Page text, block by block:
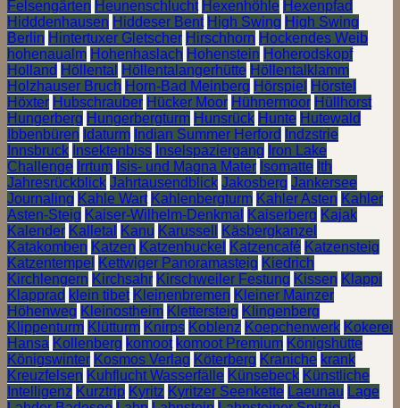
Felsengärten Heunenschlucht Hexenhöhle Hexenpfad
Hidddenhausen Hiddeser Bent High Swing High Swing
Berlin Hintertuxer Gletscher Hirschhorn Hockendes Weib
hohenaualm Hohenhaslach Hohenstein Hoherodskopf
Holland Höllental Höllentalangerhütte Höllentalklamm
Holzhauser Bruch Horn-Bad Meinberg Hörspiel Hörstel
Höxter Hubschrauber Hücker Moor Hühnermoor Hüllhorst
Hungerberg Hungerbergturm Hunsrück Hunte Hutewald
Ibbenbüren Idaturm Indian Summer Herford
Indzstrie
Innsbruck Insektenbiss Inselspaziergang Iron Lake
Challenge Irrtum Isis- und Magna Mater Isomatte Ith
Jahresrückblick Jahrtausendblick Jakosberg Jankersee
Journaling Kahle Wart Kahlenbergturm Kahler Asten Kahler
Asten-Steig Kaiser-Wilhelm-Denkmal Kaiserberg Kajak
Kalender Kalletal Kanu Karussell
Käsbergkanzel
Katakomben Katzen Katzenbuckel Katzencafé Katzensteig
Katzentempel Kettwiger Panoramasteig Kiedrich
Kirchlengern Kirchsahr Kirschweiler Festung Kissen Klappi
Klapprad klein tibet Kleinenbremen Kleiner Mainzer
Höhenweg Kleinostheim Klettersteig Klingenberg
Klippenturm Klütturm Knirps Koblenz Koepchenwerk Kokerei
Hansa Kollenberg komoot komoot Premium Königshütte
Königswinter Kosmos Verlag Köterberg Kraniche krank
Kreuzfelsen Kuhflucht Wasserfälle Künsebeck Künstliche
Intelligenz Kurztrip Kyritz Kyritzer Seenkette Laeunau Lage